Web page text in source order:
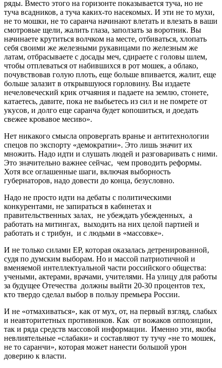
ряды. Вместо этого на горизонте показывается туча, но не
туча всадников, а туча каких-то насекомых. И эти не то мухи,
не то мошки, не то саранча начинают влетать и влезать в ваши
смотровые щели, жалить глаза, заползать за воротник. Вы
начинаете крутиться волчком на месте, отбиваться, хлопать
себя своими же железными рукавицами по железным же
латам, отбрасываете с досады меч, сдираете с головы шлем,
чтобы отплеваться от набившихся в рот мошек, а облако,
почувствовав голую плоть, еще больше впивается, жалит, еще
больше залазит в открывшуюся горловину. Вы издаете
нечеловеческий крик отчаяния и падаете на землю, стонете,
катаетесь, давите, пока не выбьетесь из сил и не помрете от
укусов, и долго еще саранча будет копошиться, и доедать
свежее кровавое месиво».
Нет никакого смысла опровергать вранье и антитехнологии
спецов по экспорту «демократии». Это лишь значит их
множить. Надо идти и слушать людей и разговаривать с ними.
Это значительно важнее сейчас, чем проводить реформы.
Хотя все оглашенные шаги, включая выборность
губернаторов, надо довести до конца, безусловно.
Надо не просто идти на дебаты с политическими
конкурентами, не запираться в кабинетах и
правительственных залах, не убеждать убежденных, а
работать на митингах, выходить на них целой партией и
работать и с трибун, и с людьми в «массовке».
И не только силами ЕР, которая оказалась детренированной,
судя по думским выборам. Но и массой патриотичной и
вменяемой интеллектуальной части российского общества:
учеными, актерами, врачами, учителями. На улицу для работы
за будущее Отечества должны выйти 20-30 процентов тех,
кто твердо сделал выбор в пользу премьера России.
И не «отмахиваться», как от мух, от, на первый взгляд, слабых
и неавторитетных противников. Как от вожаков оппозиции,
так и ряда средств массовой информации. Именно эти, якобы
невлиятельные «слабаки» и составляют ту тучу «не то мошек,
не то саранчи», которая может нанести большой урон
доверию к власти.